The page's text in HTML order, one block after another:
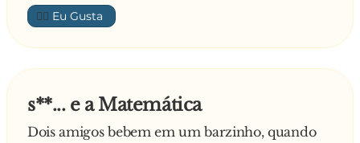
Nesse momento a esposa tira do congelador um
copo bem gelado, branco, branco, que até
tremia de frio. Então o marido responde:
óptimos…
E a mulher:
👍🏼
s**... e a Matemática
Dois amigos bebem em um barzinho, quando